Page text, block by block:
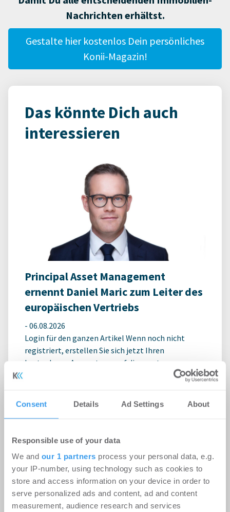
Consent Details Ad Settings About
Responsible use of your data
We and our 1 partners process your personal data, e.g.
your IP-number, using technology such as cookies to
store and access information on your device in order to
serve personalized ads and content, ad and content
measurement, audience research and services
Nachrichten erhältst.
Gestalte hier kostenlos Dein persönliches
Konii-Magazin!
Das könnte Dich auch
interessieren
Principal Asset Management
ernennt Daniel Maric zum Leiter des
europäischen Vertriebs
- 06.08.2026
Login für den ganzen Artikel Wenn noch nicht
registriert, erstellen Sie sich jetzt Ihren
kostenlosen Account, um auf die neusten ...